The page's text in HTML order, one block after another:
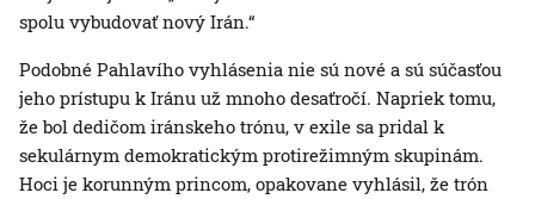
spolu vybudovať nový Irán.“
Podobné Pahlavího vyhlásenia nie sú nové a sú súčasťou
jeho prístupu k Iránu už mnoho desaťročí. Napriek tomu,
že bol dedičom iránskeho trónu, v exile sa pridal k
sekulárnym demokratickým protirežimným skupinám.
Hoci je korunným princom, opakovane vyhlásil, že trón